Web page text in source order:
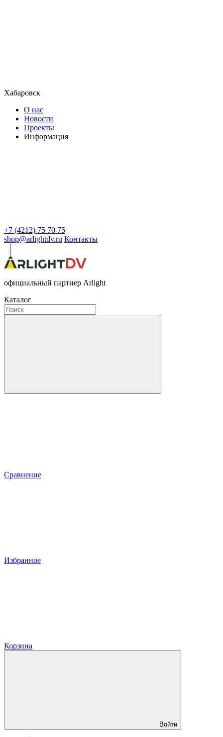
Хабаровск
О нас
Новости
Проекты
Информация
+7 (4212) 75 70 75
shop@arlightdv.ru Контакты
официальный партнер Arlight
Каталог
Сравнение
Избранное
Корзина
Войти